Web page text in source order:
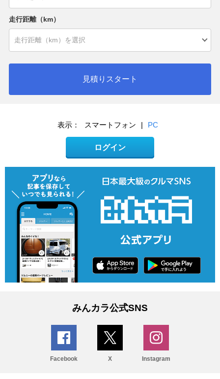
走行距離（km）
見積りスタート
表示： スマートフォン | PC
ログイン
みんカラ公式SNS
Facebook X Instagram